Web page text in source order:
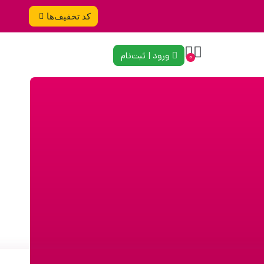
کد تخفیف‌ها
0 ورود | ثبت‌نام